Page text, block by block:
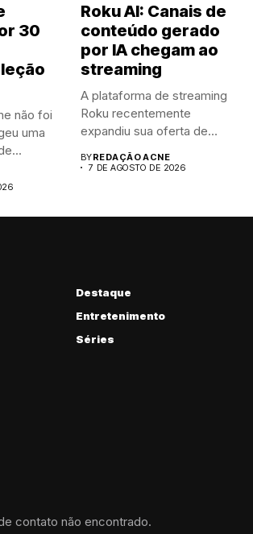
30
não foi
uma
Roku AI: Canais de
conteúdo gerado
por IA chegam ao
streaming
A plataforma de streaming
Roku recentemente
expandiu sua oferta de
BYREDAÇÃO ACNE
7 DE AGOSTO DE 2026
Destaque
Entretenimento
Séries
contato não encontrado.